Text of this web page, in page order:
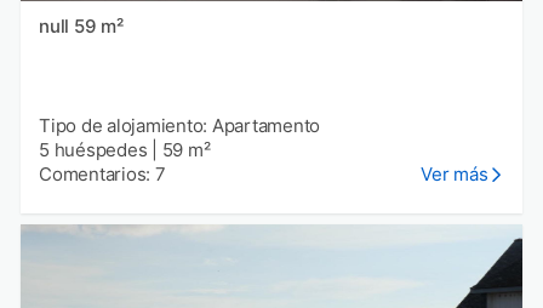
null 59 m²
Tipo de alojamiento: Apartamento
5 huéspedes
59 m²
Comentarios: 7
Ver más